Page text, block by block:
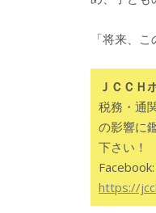
「将来、
ＪＣＣＨ
税務・通
の影響に
下さい！
Facebook:
https://